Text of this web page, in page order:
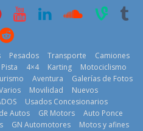
al
2026,
47ª,
29 de julio de
¿Qué puede
pasar con tu
Pesados Transporte
Camiones
Pista 4×4 Karting
Motociclismo
Aventura
Galerías de Fotos
Movilidad
Nuevos
Usados Concesionarios
Autos GR Motors
Auto Ponce
GN Automotores
Motos y afines